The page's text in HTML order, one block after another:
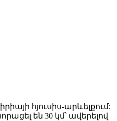
հյուսիս-արևելքում:
են 30 կմ՝ ավերելով